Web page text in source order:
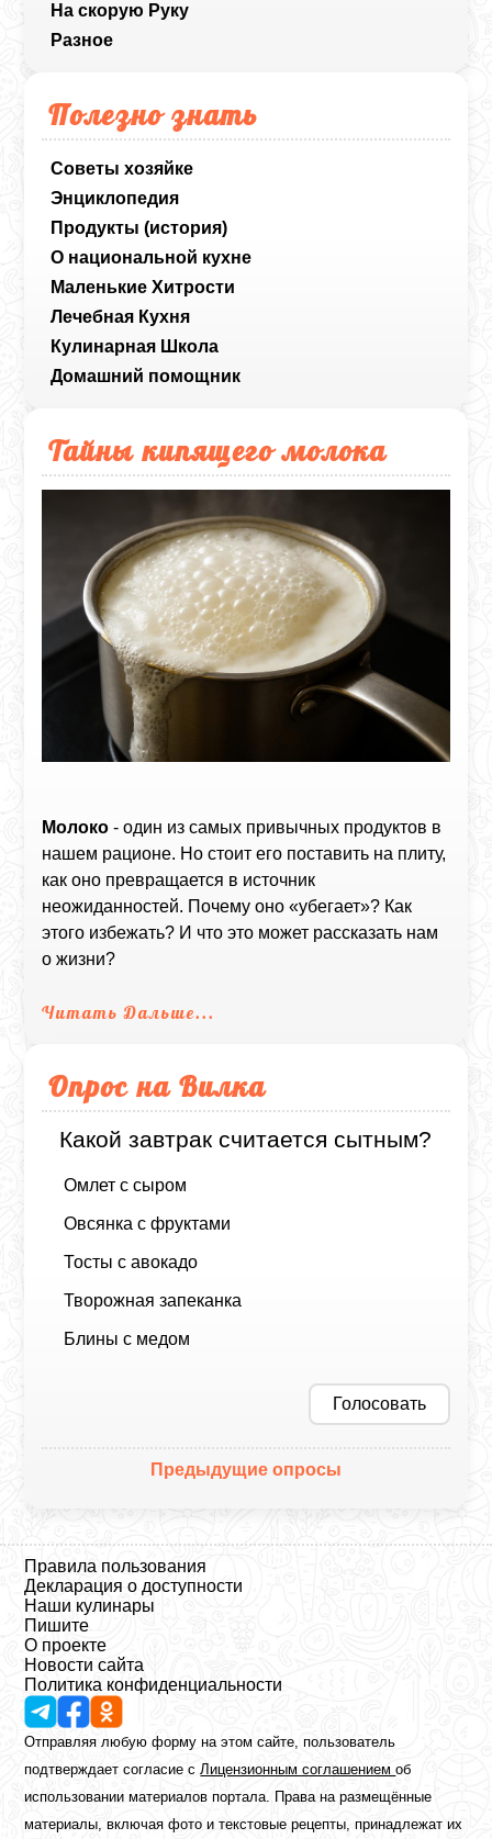
На скорую Руку
Разное
Полезно знать
Советы хозяйке
Энциклопедия
Продукты (история)
О национальной кухне
Маленькие Хитрости
Лечебная Кухня
Кулинарная Школа
Домашний помощник
Тайны кипящего молока
Молоко - один из самых привычных продуктов в
нашем рационе. Но стоит его поставить на плиту,
как оно превращается в источник
неожиданностей. Почему оно «убегает»? Как
этого избежать? И что это может рассказать нам
о жизни?
Читать Дальше...
Опрос на Вилка
Какой завтрак считается сытным?
Омлет с сыром
Овсянка с фруктами
Тосты с авокадо
Творожная запеканка
Блины с медом
Голосовать
Предыдущие опросы
Правила пользования
Декларация о доступности
Наши кулинары
Пишите
О проекте
Новости сайта
Политика конфиденциальности
Отправляя любую форму на этом сайте, пользователь
подтверждает согласие сЛицензионным соглашениемоб
использовании материалов портала. Права на размещённые
материалы, включая фото и текстовые рецепты, принадлежат их